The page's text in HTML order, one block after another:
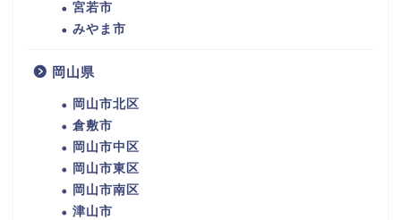
宮若市
みやま市
岡山県
岡山市北区
倉敷市
岡山市中区
岡山市東区
岡山市南区
津山市